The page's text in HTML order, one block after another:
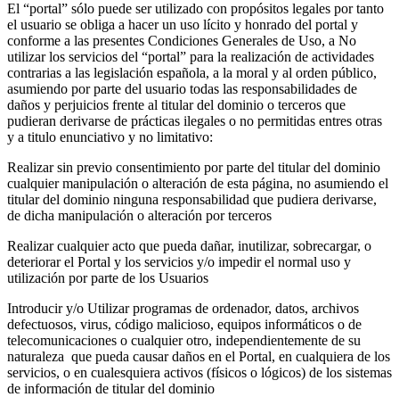
El “portal” sólo puede ser utilizado con propósitos legales por tanto
el usuario se obliga a hacer un uso lícito y honrado del portal y
conforme a las presentes Condiciones Generales de Uso, a No
utilizar los servicios del “portal” para la realización de actividades
contrarias a las legislación española, a la moral y al orden público,
asumiendo por parte del usuario todas las responsabilidades de
daños y perjuicios frente al titular del dominio o terceros que
pudieran derivarse de prácticas ilegales o no permitidas entres otras
y a titulo enunciativo y no limitativo:
Realizar sin previo consentimiento por parte del titular del dominio
cualquier manipulación o alteración de esta página, no asumiendo el
titular del dominio ninguna responsabilidad que pudiera derivarse,
de dicha manipulación o alteración por terceros
Realizar cualquier acto que pueda dañar, inutilizar, sobrecargar, o
deteriorar el Portal y los servicios y/o impedir el normal uso y
utilización por parte de los Usuarios
Introducir y/o Utilizar programas de ordenador, datos, archivos
defectuosos, virus, código malicioso, equipos informáticos o de
telecomunicaciones o cualquier otro, independientemente de su
naturaleza que pueda causar daños en el Portal, en cualquiera de los
servicios, o en cualesquiera activos (físicos o lógicos) de los sistemas
de información de titular del dominio